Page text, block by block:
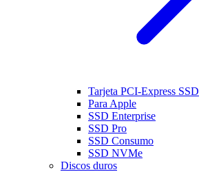
Tarjeta PCI-Express SSD
Para Apple
SSD Enterprise
SSD Pro
SSD Consumo
SSD NVMe
Discos duros